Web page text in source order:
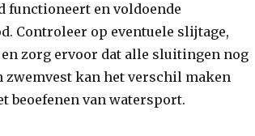
functioneert en voldoende
Controleer op eventuele slijtage,
zorg ervoor dat alle sluitingen nog
zwemvest kan het verschil maken
beoefenen van watersport.